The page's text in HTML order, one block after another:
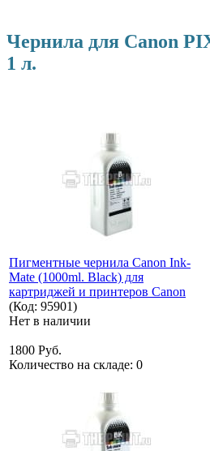
Чернила для Canon
1 л.
Пигментные чернила Canon Ink-
Mate (1000ml. Black) для
картриджей и принтеров Canon
(Код: 95901)
Нет в наличии
1800 Руб.
Количество на складе: 0